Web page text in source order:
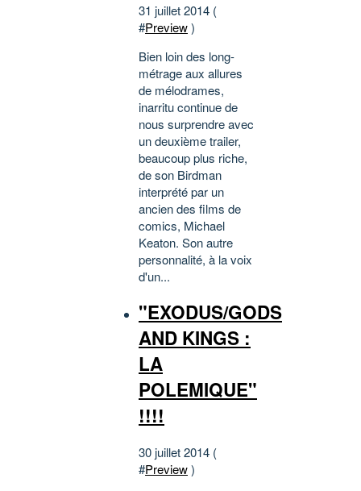
31 juillet 2014 (
#Preview)
Bien loin des long-
métrage aux allures
de mélodrames,
inarritu continue de
nous surprendre avec
un deuxième trailer,
beaucoup plus riche,
de son Birdman
interprété par un
ancien des films de
comics, Michael
Keaton. Son autre
personnalité, à la voix
d'un...
"EXODUS/GODS
AND KINGS :
LA
POLEMIQUE"
!!!!
30 juillet 2014 (
#Preview)